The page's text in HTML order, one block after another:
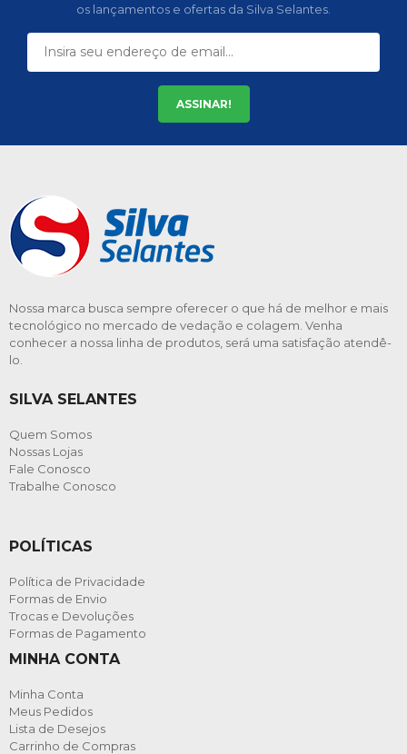
os lançamentos e ofertas da Silva Selantes.
ASSINAR!
Nossa marca busca sempre oferecer o que há de melhor e mais
tecnológico no mercado de vedação e colagem. Venha
conhecer a nossa linha de produtos, será uma satisfação atendê-
lo.
SILVA SELANTES
Quem Somos
Nossas Lojas
Fale Conosco
Trabalhe Conosco
POLÍTICAS
Política de Privacidade
Formas de Envio
Trocas e Devoluções
Formas de Pagamento
MINHA CONTA
Minha Conta
Meus Pedidos
Lista de Desejos
Carrinho de Compras